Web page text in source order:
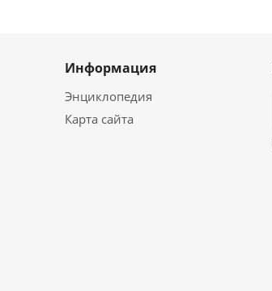
Информация
Энциклопедия
Карта сайта